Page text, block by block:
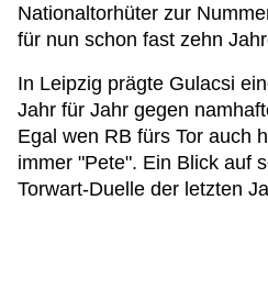
Nationaltorhüter zur
für nun schon fast zehn
In Leipzig prägte Gulacsi
Jahr für Jahr gegen
Egal wen RB fürs Tor auch
immer "Pete". Ein Blick auf
Torwart-Duelle der letzten